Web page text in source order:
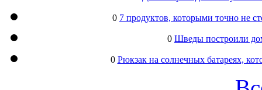
0 7 продуктов, которыми точно не
0 Шведы построили
0 Рюкзак на солнечных батареях,